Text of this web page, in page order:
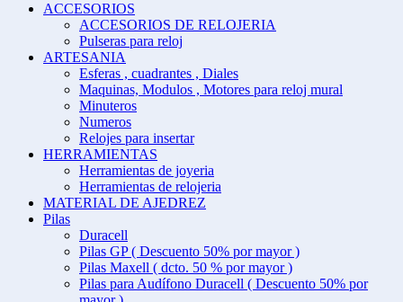
ACCESORIOS
ACCESORIOS DE RELOJERIA
Pulseras para reloj
ARTESANIA
Esferas , cuadrantes , Diales
Maquinas, Modulos , Motores para reloj mural
Minuteros
Numeros
Relojes para insertar
HERRAMIENTAS
Herramientas de joyeria
Herramientas de relojeria
MATERIAL DE AJEDREZ
Pilas
Duracell
Pilas GP ( Descuento 50% por mayor )
Pilas Maxell ( dcto. 50 % por mayor )
Pilas para Audífono Duracell ( Descuento 50% por